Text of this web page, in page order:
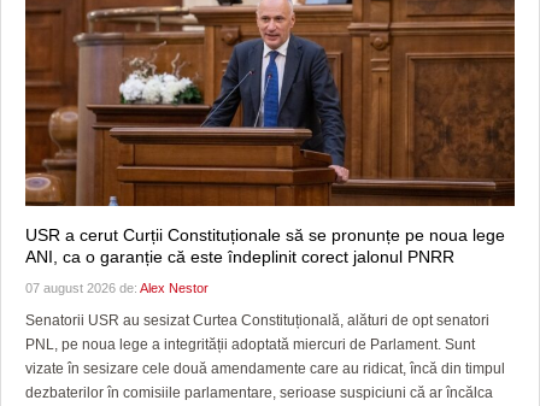
USR a cerut Curții Constituționale să se pronunțe pe noua lege
ANI, ca o garanție că este îndeplinit corect jalonul PNRR
07 august 2026 de: Alex Nestor
Senatorii USR au sesizat Curtea Constituțională, alături de opt senatori
PNL, pe noua lege a integrității adoptată miercuri de Parlament. Sunt
vizate în sesizare cele două amendamente care au ridicat, încă din timpul
dezbaterilor în comisiile parlamentare, serioase suspiciuni că ar încălca